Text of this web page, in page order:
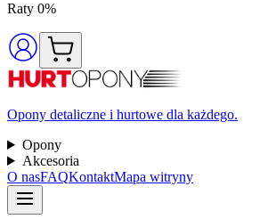
Raty 0%
Opony detaliczne i hurtowe dla każdego.
Opony
Akcesoria
O nasFAQKontaktMapa witryny